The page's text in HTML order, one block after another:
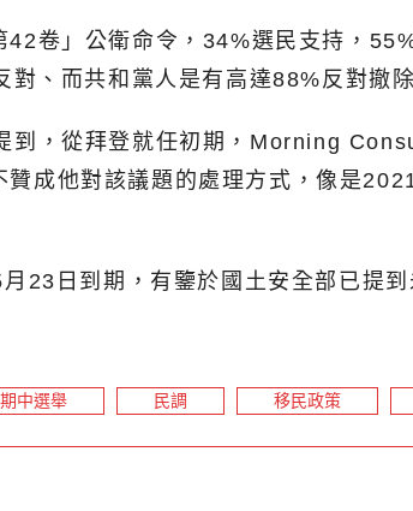
42卷」公衛命令，34%選民支持，
、而共和黨人是有高達88%反對撤
，從拜登就任初期，Morning
贊成他對該議題的處理方式，像是
23日到期，有鑒於國土安全部已提
期中選舉 民調 移民政策